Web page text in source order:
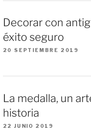
Decorar con
éxito seguro
20 SEPTIEMBRE 2019
La medalla, un
historia
22 JUNIO 2019